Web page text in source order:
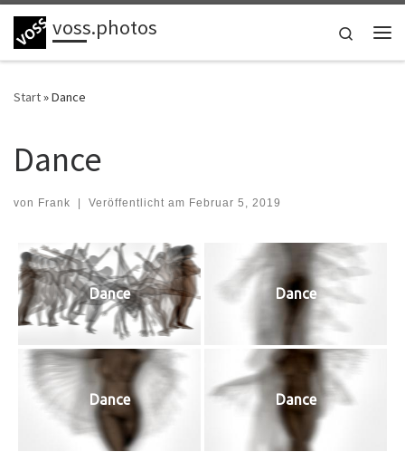
Zum Inhalt springen
voss.photos
Search
Start»Dance
Dance
von Frank | Veröffentlicht am Februar 5, 2019
Dance Dance
Dance Dance